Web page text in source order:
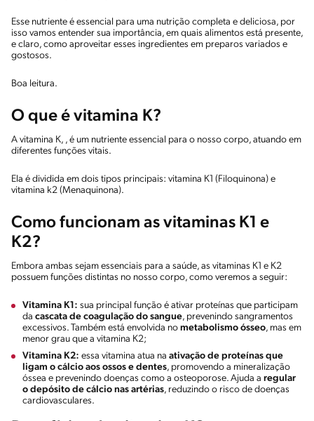
Esse nutriente é essencial para uma nutrição completa e deliciosa, por
isso vamos entender sua importância, em quais alimentos está presente,
e claro, como aproveitar esses ingredientes em preparos variados e
gostosos.
Boa leitura.
O que é vitamina K?
A vitamina K, , é um nutriente essencial para o nosso corpo, atuando em
diferentes funções vitais.
Ela é dividida em dois tipos principais: vitamina K1 (Filoquinona) e
vitamina k2 (Menaquinona).
Como funcionam as vitaminas K1 e
K2?
Embora ambas sejam essenciais para a saúde, as vitaminas K1 e K2
possuem funções distintas no nosso corpo, como veremos a seguir:
Vitamina K1: sua principal função é ativar proteínas que participam
da cascata de coagulação do sangue, prevenindo sangramentos
excessivos. Também está envolvida no metabolismo ósseo, mas em
menor grau que a vitamina K2;
Vitamina K2: essa vitamina atua na ativação de proteínas que
ligam o cálcio aos ossos e dentes, promovendo a mineralização
óssea e prevenindo doenças como a osteoporose. Ajuda a regular
o depósito de cálcio nas artérias, reduzindo o risco de doenças
cardiovasculares.